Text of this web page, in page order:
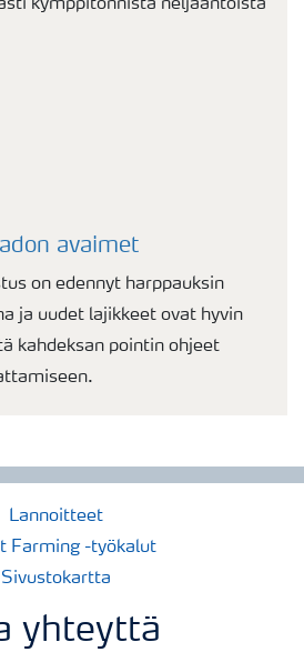
avaimet
on edennyt harppauksin
ja uudet lajikkeet ovat hyvin
kahdeksan pointin ohjeet
Lannoitteet
Farming -työkalut
Sivustokartta
yhteyttä